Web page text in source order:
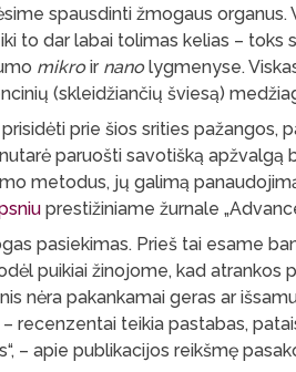
spausdinti žmogaus
iki to dar labai tolimas kelias –
mikroir nanolygmenyse.
(skleidžiančių šviesą)
prie šios srities pažangos,
paruošti savotišką apžvalgą
metodus, jų galimą
prestižiniame žurnale
pasiekimas. Prieš tai esame
puikiai žinojome, kad atrankos
nėra pakankamai geras ar
recenzentai teikia pastabas,
– apie publikacijos reikšmę